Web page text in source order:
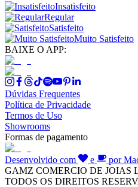
Insatisfeito
Regular
Satisfeito
Muito Satisfeito
BAIXE O APP:
Dúvidas Frequentes
Política de Privacidade
Termos de Uso
Showrooms
Formas de pagamento
Desenvolvido com e
por
GAMZ COMERCIO DE JOIAS
TODOS OS DIREITOS